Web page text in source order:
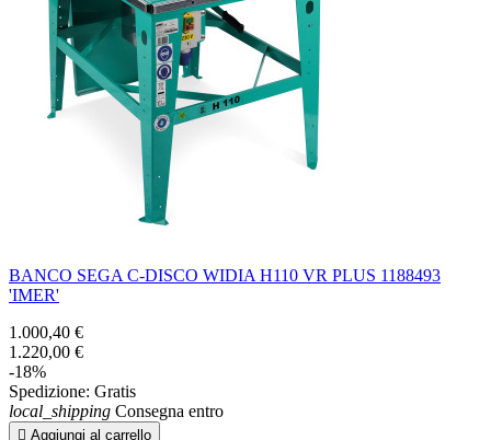
BANCO SEGA C-DISCO WIDIA H110 VR PLUS 1188493
'IMER'
1.000,40 €
1.220,00 €
-18%
Spedizione: Gratis
local_shipping Consegna entro
 Aggiungi al carrello